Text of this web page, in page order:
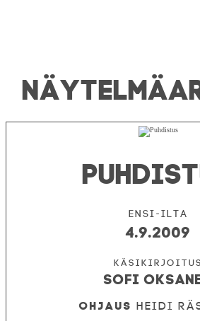
Ensi-ilta
4.9.2009
Sofi
Ohjaus Heidi